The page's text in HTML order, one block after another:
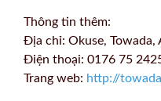
Thông tin thêm:
Địa chỉ: Okuse, Towada,
Điện thoại: 0176 75
Trang web: http://